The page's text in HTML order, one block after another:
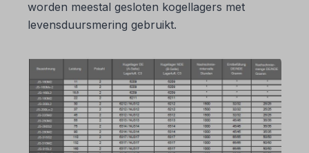
worden meestal gesloten kogellagers met
levensduursmering gebruikt.